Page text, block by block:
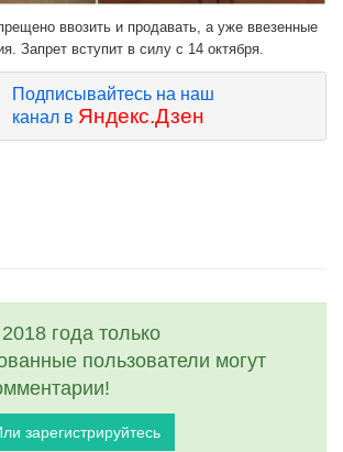
ввозить и продавать, а уже ввезенные
Запрет вступит в силу с 14 октября.
Подписывайтесь на наш
канал в Яндекс.Дзен
года только
пользователи могут
зарегистрируйтесь